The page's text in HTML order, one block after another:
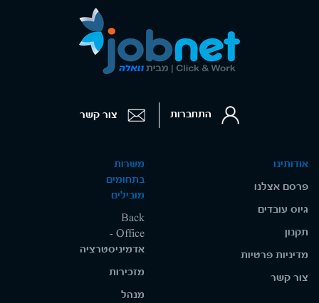
אודותינו
פרסם אצלנו
גיוס עובדים
תקנון
מדיניות פרטיות
צור קשר
משרות
בתחומים
מובילים
Back
Office -
אדמיניסטרציה
מזכירות
מנהל